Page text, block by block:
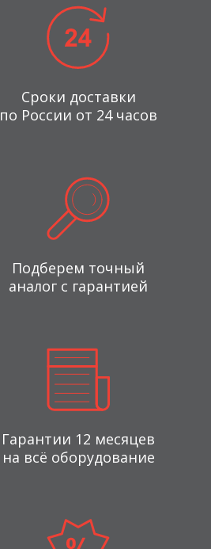
Сроки доставки
по России от 24 часов
Подберем точный
аналог с гарантией
Гарантии 12 месяцев
на всё оборудование